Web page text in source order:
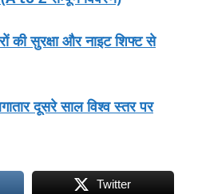
की सुरक्षा और नाइट शिफ्ट से
दूसरे साल विश्व स्तर पर
Twitter